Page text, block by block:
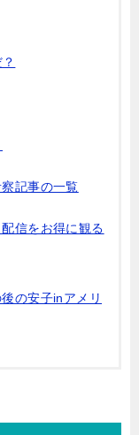
記事の一覧
信をお得に観る
の安子inアメリ